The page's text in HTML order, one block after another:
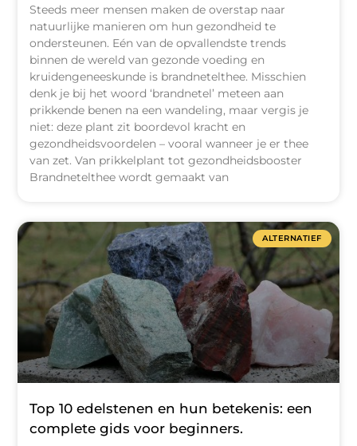
Steeds meer mensen maken de overstap naar
natuurlijke manieren om hun gezondheid te
ondersteunen. Eén van de opvallendste trends
binnen de wereld van gezonde voeding en
kruidengeneeskunde is brandnetelthee. Misschien
denk je bij het woord ‘brandnetel’ meteen aan
prikkende benen na een wandeling, maar vergis je
niet: deze plant zit boordevol kracht en
gezondheidsvoordelen – vooral wanneer je er thee
van zet. Van prikkelplant tot gezondheidsbooster
Brandnetelthee wordt gemaakt van
ALTERNATIEF
Top 10 edelstenen en hun betekenis: een
complete gids voor beginners.